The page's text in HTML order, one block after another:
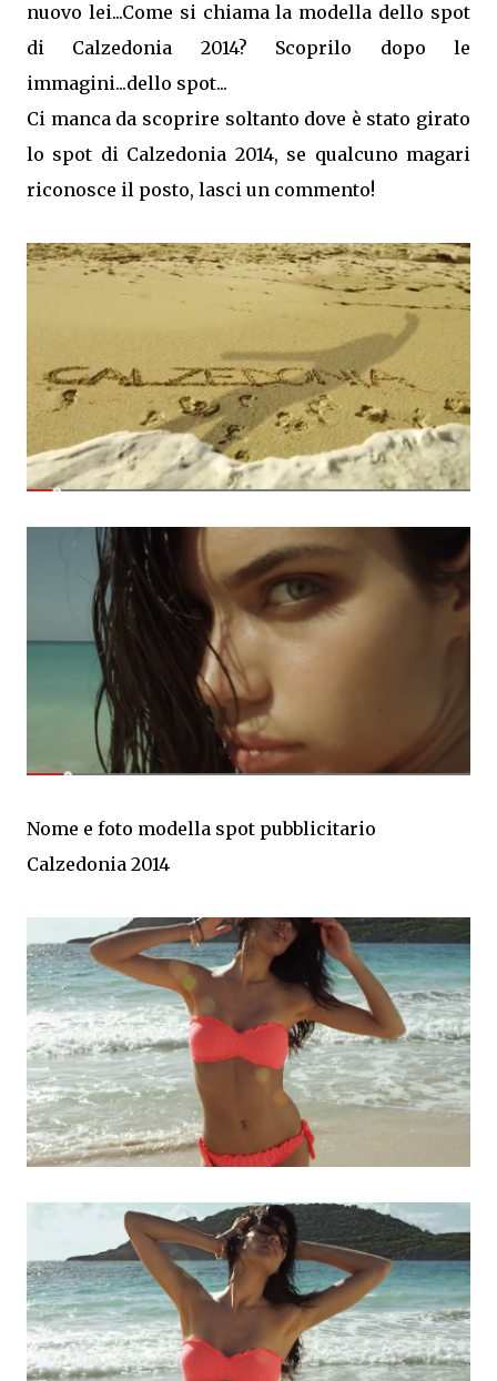
nuovo lei...Come si chiama la modella dello spot
di Calzedonia 2014? Scoprilo dopo le
immagini...dello spot...
Ci manca da scoprire soltanto dove è stato girato
lo spot di Calzedonia 2014, se qualcuno magari
riconosce il posto, lasci un commento!
Nome e foto modella spot pubblicitario
Calzedonia 2014